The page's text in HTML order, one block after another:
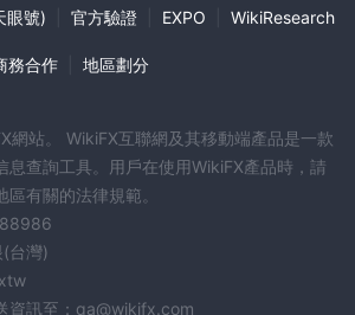
設置交易賬戶、訂單保險和團體訂單。
訪問其網站主頁到填寫註冊表的簡單流程，
中輸入網址即可訪問網站主頁。
冊”按鈕，該按鈕通常位於屏幕的右上角。單
信息，包括您的名字、姓氏、電子郵件地
擇國家/地區、電話號碼、促銷代碼（如果
碼。
眼號) 官方驗證 EXPO WikiResearch
務合作 地區劃分
網站。 WikiFX互聯網及其移動端產品是一款
息查詢工具。用戶在使用WikiFX產品時，請
有關的法律規範。
台灣)
資訊至：qa@wikifx.com